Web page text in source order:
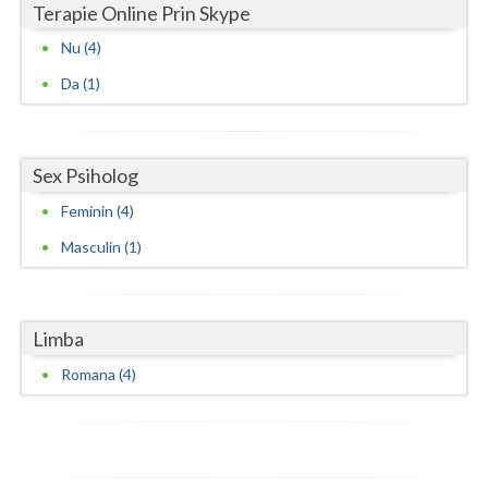
Terapie Online Prin Skype
Nu (4)
Da (1)
Sex Psiholog
Feminin (4)
Masculin (1)
Limba
Romana (4)